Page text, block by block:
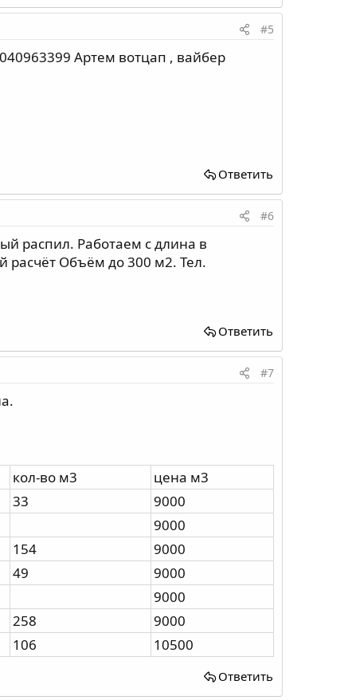
#5
Артем вотцап , вайбер
Ответить
#6
распил. Работаем с длина в
расчёт Объём до 300 м2. Тел.
Ответить
#7
кол-во м3
цена м3
33
9000
9000
154
9000
49
9000
9000
258
9000
106 10500
Ответить